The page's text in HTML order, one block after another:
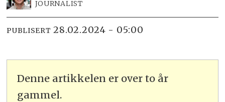
JOURNALIST
PUBLISERT 28.02.2024 - 05:00
Denne artikkelen er over to år
gammel.